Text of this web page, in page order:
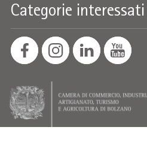
Categorie interessati